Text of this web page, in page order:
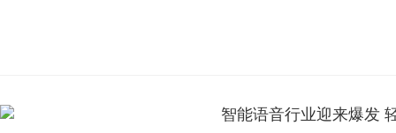
智能语音行业迎来爆发